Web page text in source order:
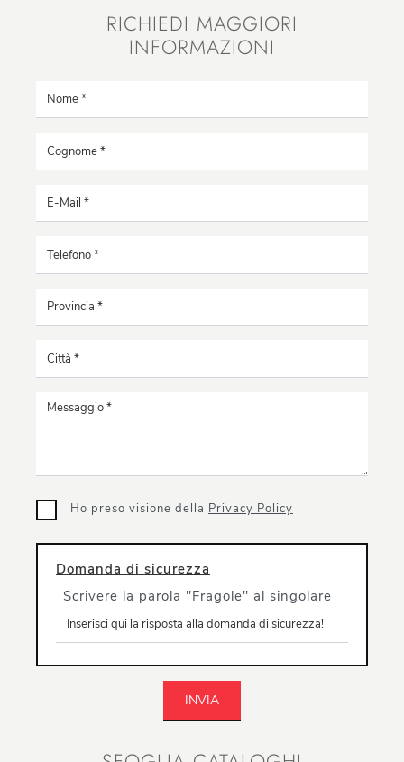
RICHIEDI MAGGIORI
INFORMAZIONI
Ho preso visione della Privacy Policy
Domanda di sicurezza
Scrivere la parola "Fragole" al singolare
INVIA